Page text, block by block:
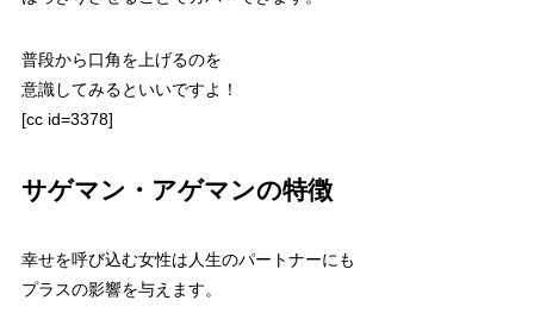
普段から口角を上げるのを
意識してみるといいですよ！
[cc id=3378]
サゲマン・アゲマンの特徴
幸せを呼び込む女性は人生のパートナーにも
プラスの影響を与えます。